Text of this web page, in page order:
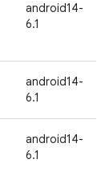
android14-
6.1
android14-
6.1
android14-
6.1